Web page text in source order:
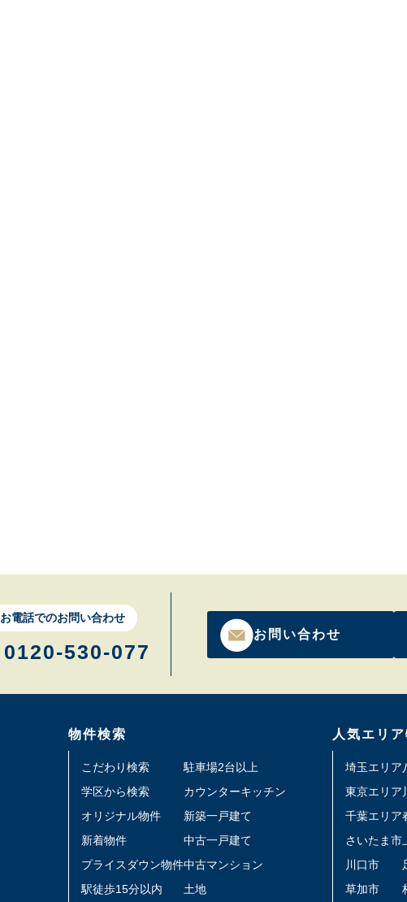
お電話でのお問い合わせ
0120-530-077
お問い合わせ
物件検索
こだわり検索
学区から検索
オリジナル物件
新着物件
プライスダウン物件
駅徒歩15分以内
駐車場2台以上
カウンターキッチン
新築一戸建て
中古一戸建て
中古マンション
土地
人気エリ
埼玉エリア
東京エリア
千葉エリア
さいたま市
川口市
草加市